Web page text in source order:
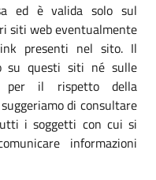
ed è valida solo sul
siti web eventualmente
presenti nel sito. Il
su questi siti né sulle
per il rispetto della
di consultare
i soggetti con cui si
informazioni